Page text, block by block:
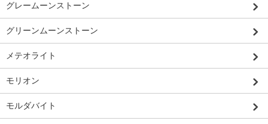
グレームーンストーン
グリーンムーンストーン
メテオライト
モリオン
モルダバイト